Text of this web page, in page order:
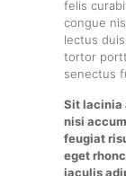
felis
congue
lectus
tortor
senectus
Sit lacinia
nisi
feugiat
eget
iaculis